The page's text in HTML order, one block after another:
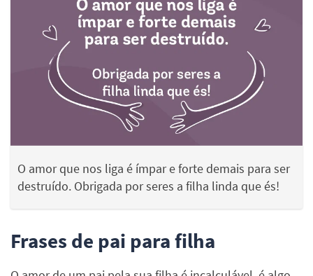
O amor que nos liga é ímpar e forte demais para ser
destruído. Obrigada por seres a filha linda que és!
Frases de pai para filha